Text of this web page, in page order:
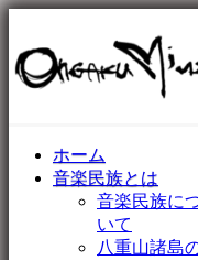
ホーム
音楽民族とは
音楽民族に
いて
八重山諸島